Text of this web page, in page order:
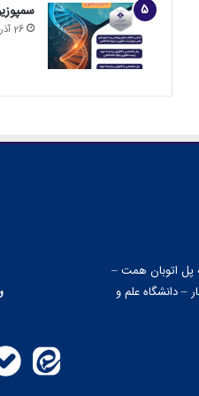
26 آذر 1404
پل اتوبان همت –
– دانشگاه علم و